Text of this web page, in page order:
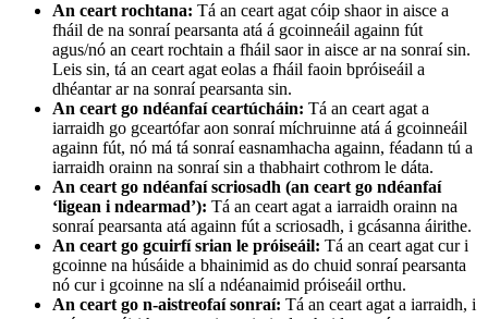
An ceart rochtana: Tá an ceart agat cóip shaor in aisce a
fháil de na sonraí pearsanta atá á gcoinneáil againn fút
agus/nó an ceart rochtain a fháil saor in aisce ar na sonraí sin.
Leis sin, tá an ceart agat eolas a fháil faoin bpróiseáil a
dhéantar ar na sonraí pearsanta sin.
An ceart go ndéanfaí ceartúcháin: Tá an ceart agat a
iarraidh go gceartófar aon sonraí míchruinne atá á gcoinneáil
againn fút, nó má tá sonraí easnamhacha againn, féadann tú a
iarraidh orainn na sonraí sin a thabhairt cothrom le dáta.
An ceart go ndéanfaí scriosadh (an ceart go ndéanfaí
‘ligean i ndearmad’): Tá an ceart agat a iarraidh orainn na
sonraí pearsanta atá againn fút a scriosadh, i gcásanna áirithe.
An ceart go gcuirfí srian le próiseáil: Tá an ceart agat cur i
gcoinne na húsáide a bhainimid as do chuid sonraí pearsanta
nó cur i gcoinne na slí a ndéanaimid próiseáil orthu.
An ceart go n-aistreofaí sonraí: Tá an ceart agat a iarraidh, i